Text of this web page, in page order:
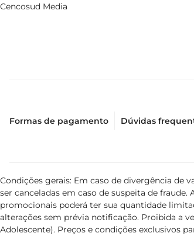
Cencosud Media
Formas de pagamento Dúvidas
Condições gerais: Em caso de divergência de
ser canceladas em caso de suspeita de
promocionais poderá ter sua quantidade
alterações sem prévia notificação. Proibida a
Adolescente). Preços e condições exclusivos